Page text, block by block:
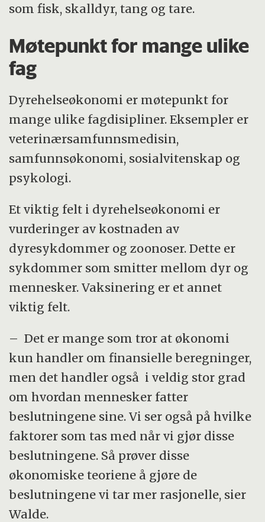
som fisk, skalldyr, tang og tare.
Møtepunkt for mange ulike
fag
Dyrehelseøkonomi er møtepunkt for
mange ulike fagdisipliner. Eksempler er
veterinærsamfunnsmedisin,
samfunnsøkonomi, sosialvitenskap og
psykologi.
Et viktig felt i dyrehelseøkonomi er
vurderinger av kostnaden av
dyresykdommer og zoonoser. Dette er
sykdommer som smitter mellom dyr og
mennesker. Vaksinering er et annet
viktig felt.
– Det er mange som tror at økonomi
kun handler om finansielle beregninger,
men det handler også i veldig stor grad
om hvordan mennesker fatter
beslutningene sine. Vi ser også på hvilke
faktorer som tas med når vi gjør disse
beslutningene. Så prøver disse
økonomiske teoriene å gjøre de
beslutningene vi tar mer rasjonelle, sier
Walde.